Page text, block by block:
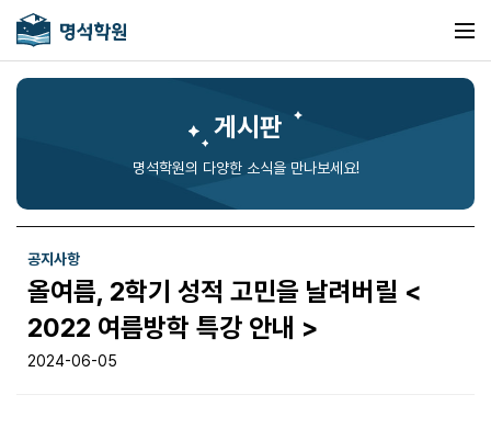
게시판
명석학원의 다양한 소식을 만나보세요!
공지사항
올여름, 2학기 성적 고민을 날려버릴 <
2022 여름방학 특강 안내 >
2024-06-05